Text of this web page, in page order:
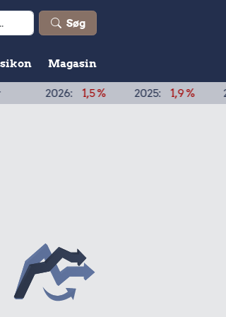
Søg
Magasin
2025: 2024: